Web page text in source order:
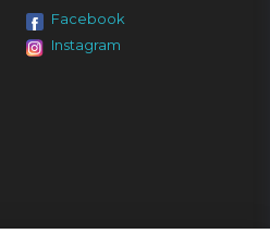
Facebook
Instagram